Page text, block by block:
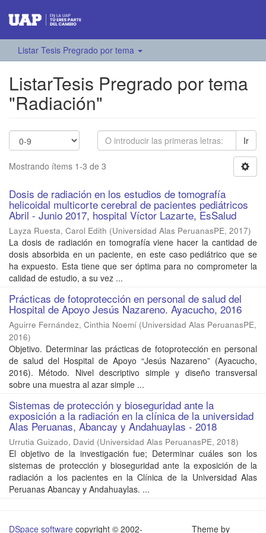
Listar Tesis Pregrado por tema
ListarTesis Pregrado por tema
"Radiación"
Ir
Mostrando ítems 1-3 de 3
Dosis de radiación en los estudios de tomografía
helicoidal multicorte cerebral de pacientes pediátricos
Abril - Junio 2017, hospital Víctor Lazarte, EsSalud
Layza Ruesta, Carol Edith (Universidad Alas PeruanasPE, 2017)
La dosis de radiación en tomografía viene hacer la cantidad de
dosis absorbida en un paciente, en este caso pediátrico que se
ha expuesto. Esta tiene que ser óptima para no comprometer la
calidad de estudio, a su vez ...
Prácticas de fotoprotección en personal de salud del
Hospital de Apoyo Jesús Nazareno. Ayacucho, 2016
Aguirre Fernández, Cinthia Noemí (Universidad Alas PeruanasPE,
2016)
Objetivo. Determinar las prácticas de fotoprotección en personal
de salud del Hospital de Apoyo “Jesús Nazareno” (Ayacucho,
2016). Método. Nivel descriptivo simple y diseño transversal
sobre una muestra al azar simple ...
Sistemas de protección y bioseguridad ante la
exposición a la radiación en la clínica de la universidad
Alas Peruanas, Abancay y Andahuaylas - 2018
Urrutia Guizado, David (Universidad Alas PeruanasPE, 2018)
El objetivo de la investigación fue; Determinar cuáles son los
sistemas de protección y bioseguridad ante la exposición de la
radiación a los pacientes en la Clínica de la Universidad Alas
Peruanas Abancay y Andahuaylas. ...
DSpace software copyright © 2002- Theme by